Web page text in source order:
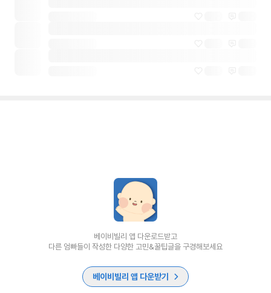
베이비빌리 앱 다운로드받고
다른 엄빠들이 작성한 다양한 고민&꿀팁글을 구경해보세요
베이비빌리 앱 다운받기